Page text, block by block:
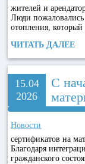
жителей и
Люди
отопления,
ЧИТАТЬ ДАЛЕЕ
15.04
2026
С
Новости
сертификатов на
Благодаря
гражданского